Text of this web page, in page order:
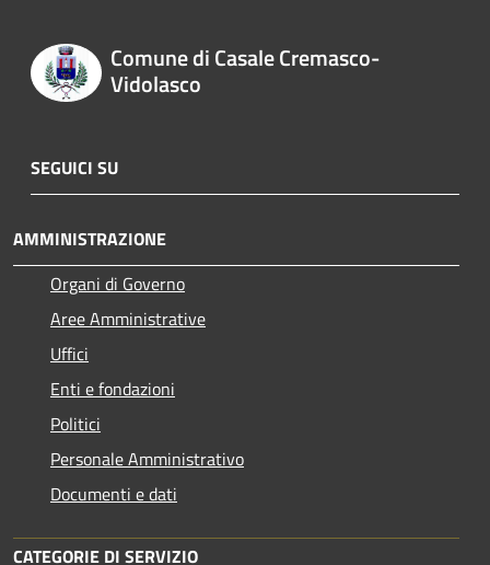
Comune di Casale Cremasco-
Vidolasco
SEGUICI SU
AMMINISTRAZIONE
Organi di Governo
Aree Amministrative
Uffici
Enti e fondazioni
Politici
Personale Amministrativo
Documenti e dati
CATEGORIE DI SERVIZIO